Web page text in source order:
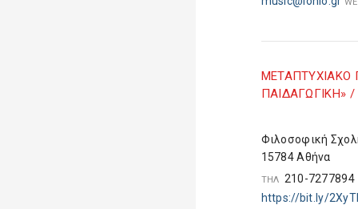
ΠΑΙΔΑΓΩΓΙΚΗ»
Φιλοσοφική
15784 Αθήνα
ΤΗΛ 210-
https://bit.ly/